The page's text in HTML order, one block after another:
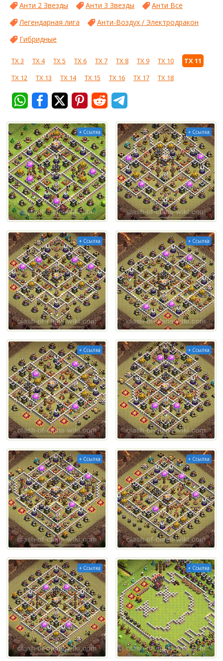
Анти 2 Звезды Анти 3 Звезды
Анти Все
Легендарная лига
Анти-Воздух / Электродракон
Гибридные
ТХ 3 ТХ 4 ТХ 5 ТХ 6 ТХ 7 ТХ 8 ТХ 9 ТХ 10
ТХ 11
ТХ 12
ТХ 13 ТХ 14 ТХ 15 ТХ 16 ТХ 17 ТХ 18
+ Ссылка + Ссылка
+ Ссылка + Ссылка
+ Ссылка + Ссылка
+ Ссылка + Ссылка
+ Ссылка + Ссылка